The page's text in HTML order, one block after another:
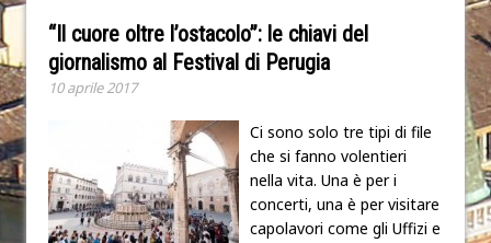
“Il cuore oltre l’ostacolo”: le chiavi del
giornalismo al Festival di Perugia
10 aprile 2017
Ci sono solo tre tipi di file
che si fanno volentieri
nella vita. Una è per i
concerti, una è per visitare
capolavori come gli Uffizi e